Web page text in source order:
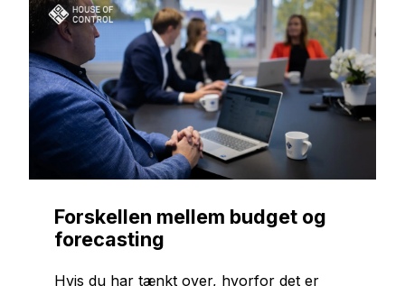
Forskellen mellem budget og
forecasting
Hvis du har tænkt over, hvorfor det er